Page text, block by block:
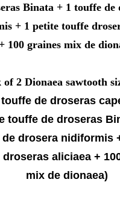
Binata + 1 touffe de
+ 1 petite touffe
+ 100 graines mix de
of 2 Dionaea sawtooth
de droseras
touffe de droseras
drosera nidiformis
aliciaea +
mix de dionaea)